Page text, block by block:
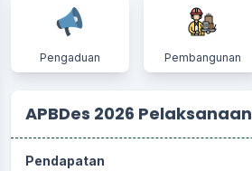
Pengaduan Pembangunan
APBDes 2026 Pelaksanaan
Pendapatan